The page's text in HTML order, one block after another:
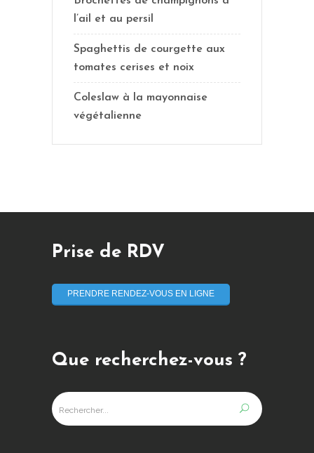
l’ail et au persil
Spaghettis de courgette aux
tomates cerises et noix
Coleslaw à la mayonnaise
végétalienne
Prise de RDV
PRENDRE RENDEZ-VOUS EN LIGNE
Que recherchez-vous ?